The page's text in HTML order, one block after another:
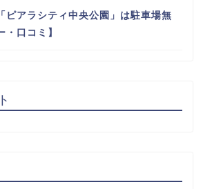
ピアラシティ中央公園」は駐車場無
・口コミ】